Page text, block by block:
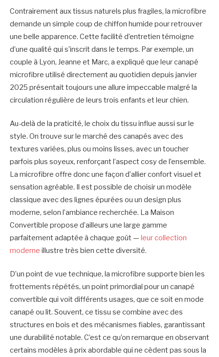
Contrairement aux tissus naturels plus fragiles, la microfibre
demande un simple coup de chiffon humide pour retrouver
une belle apparence. Cette facilité d’entretien témoigne
d’une qualité qui s’inscrit dans le temps. Par exemple, un
couple à Lyon, Jeanne et Marc, a expliqué que leur canapé
microfibre utilisé directement au quotidien depuis janvier
2025 présentait toujours une allure impeccable malgré la
circulation régulière de leurs trois enfants et leur chien.
Au-delà de la praticité, le choix du tissu influe aussi sur le
style. On trouve sur le marché des canapés avec des
textures variées, plus ou moins lisses, avec un toucher
parfois plus soyeux, renforçant l’aspect cosy de l’ensemble.
La microfibre offre donc une façon d’allier confort visuel et
sensation agréable. Il est possible de choisir un modèle
classique avec des lignes épurées ou un design plus
moderne, selon l’ambiance recherchée. La Maison
Convertible propose d’ailleurs une large gamme
parfaitement adaptée à chaque goût — leur collection
moderne illustre très bien cette diversité.
D’un point de vue technique, la microfibre supporte bien les
frottements répétés, un point primordial pour un canapé
convertible qui voit différents usages, que ce soit en mode
canapé ou lit. Souvent, ce tissu se combine avec des
structures en bois et des mécanismes fiables, garantissant
une durabilité notable. C’est ce qu’on remarque en observant
certains modèles à prix abordable qui ne cèdent pas sous la